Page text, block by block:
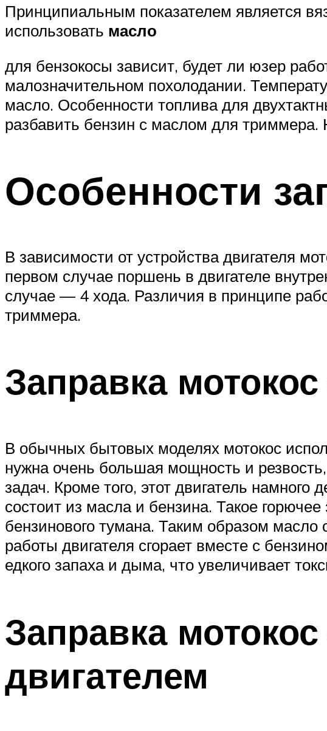
Принципиальным показателем является
использовать масло
для бензокосы зависит, будет ли юзер
малозначительном похолодании.
масло. Особенности топлива для
разбавить бензин с маслом для
Особенности
В зависимости от устройства двигателя
первом случае поршень в двигателе
случае — 4 хода. Различия в принципе
триммера.
Заправка
В обычных бытовых моделях мотокос
нужна очень большая мощность и
задач. Кроме того, этот двигатель
состоит из масла и бензина. Такое
бензинового тумана. Таким образом
работы двигателя сгорает вместе с
едкого запаха и дыма, что увеличивает
Заправка
двигателем